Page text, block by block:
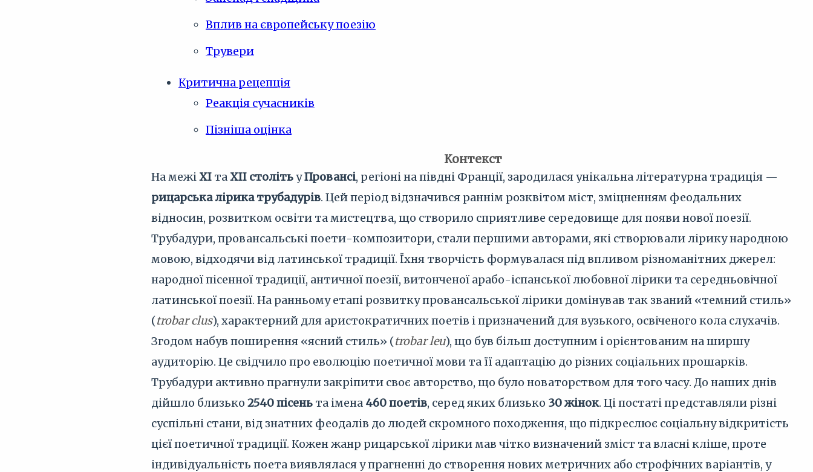
Вплив на європейську поезію
Трувери
Критична рецепція
Реакція сучасників
Пізніша оцінка
Контекст
На межіXI таXII столітьуПровансі, регіоні на півдні Франції, зародилася унікальна літературна традиція —
рицарська лірика трубадурів. Цей період відзначився раннім розквітом міст, зміцненням феодальних
відносин, розвитком освіти та мистецтва, що створило сприятливе середовище для появи нової поезії.
Трубадури, провансальські поети-композитори, стали першими авторами, які створювали лірику народною
мовою, відходячи від латинської традиції. Їхня творчість формувалася під впливом різноманітних джерел:
народної пісенної традиції, античної поезії, витонченої арабо-іспанської любовної лірики та середньовічної
латинської поезії. На ранньому етапі розвитку провансальської лірики домінував так званий «темний стиль»
(trobar clus), характерний для аристократичних поетів і призначений для вузького, освіченого кола слухачів.
Згодом набув поширення «ясний стиль» (trobar leu), що був більш доступним і орієнтованим на ширшу
аудиторію. Це свідчило про еволюцію поетичної мови та її адаптацію до різних соціальних прошарків.
Трубадури активно прагнули закріпити своє авторство, що було новаторством для того часу. До наших днів
дійшло близько 2540 пісень та імена 460 поетів, серед яких близько 30 жінок. Ці постаті представляли різні
суспільні стани, від знатних феодалів до людей скромного походження, що підкреслює соціальну відкритість
цієї поетичної традиції. Кожен жанр рицарської лірики мав чітко визначений зміст та власні кліше, проте
індивідуальність поета виявлялася у прагненні до створення нових метричних або строфічних варіантів, у